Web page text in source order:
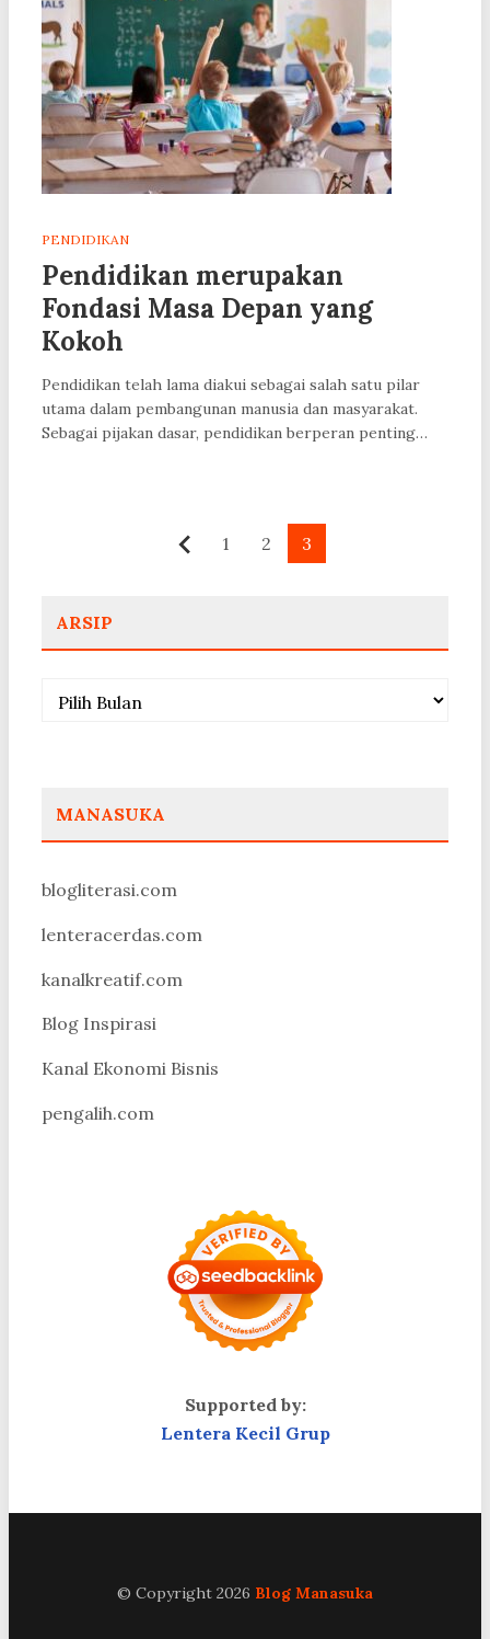
PENDIDIKAN
Pendidikan merupakan
Fondasi Masa Depan yang
Kokoh
Pendidikan telah lama diakui sebagai salah satu pilar
utama dalam pembangunan manusia dan masyarakat.
Sebagai pijakan dasar, pendidikan berperan penting…
Sebelumnya
1 2 3
ARSIP
Arsip
MANASUKA
blogliterasi.com
lenteracerdas.com
kanalkreatif.com
Blog Inspirasi
Kanal Ekonomi Bisnis
pengalih.com
Supported by:
Lentera Kecil Grup
© Copyright 2026 Blog Manasuka